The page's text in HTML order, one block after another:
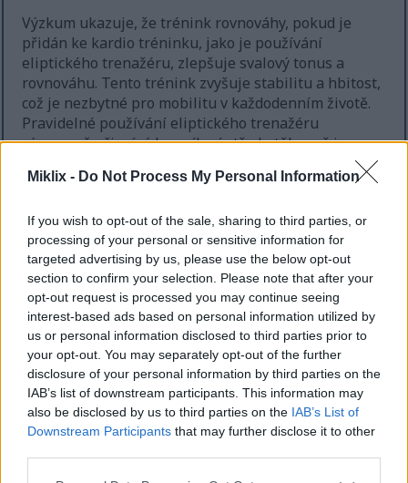
Miklix - Do Not Process My Personal Information
If you wish to opt-out of the sale, sharing to third parties, or
processing of your personal or sensitive information for
targeted advertising by us, please use the below opt-out
section to confirm your selection. Please note that after your
opt-out request is processed you may continue seeing
interest-based ads based on personal information utilized by
us or personal information disclosed to third parties prior to
your opt-out. You may separately opt-out of the further
disclosure of your personal information by third parties on the
IAB’s list of downstream participants. This information may
also be disclosed by us to third parties on the IAB’s List of
Downstream Participants that may further disclose it to other
Výzkum ukazuje, že trénink rovnováhy, pokud je
přidán ke kardio tréninku, jako je používání
eliptického trenažéru, zlepšuje svalový tonus a
rovnováhu. Tento trénink zvyšuje stabilitu a hbitost,
což je nezbytné pro mobilitu v každodenním životě.
Pravidelné používání eliptického trenažéru
významně přispívá k posílení středu těla, což je
Udržuje kondici během
rekonvalescence
Eliptický trénink je klíčovým nástrojem pro udržení
kondice během rekonvalescence po zraněních. Je to
způsob, jak zůstat aktivní s nízkou zátěží a snížit
stres na poraněná místa. To je nezbytné pro ty, kteří
se rekonvalescenci po operaci nebo jiných
zraněních, pomáhá obnovit sílu a bezpečně zlepšit
mobilitu.
Mnoho lidí považuje eliptické trenažéry za užitečné